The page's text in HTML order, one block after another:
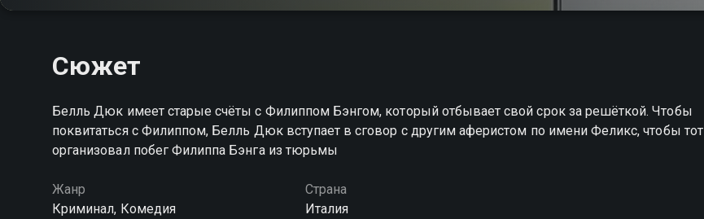
Сюжет
Белль Дюк имеет старые счёты с Филиппом Бэнгом, который отбывает свой срок за решёткой. Чтобы
поквитаться с Филиппом, Белль Дюк вступает в сговор с другим аферистом по имени Феликс, чтобы тот
организовал побег Филиппа Бэнга из тюрьмы
Жанр
Криминал, Комедия
Страна
Италия